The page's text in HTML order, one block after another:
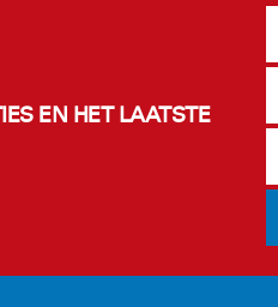
EN HET LAATSTE